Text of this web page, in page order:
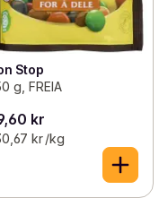
Stop
g, FREIA
kr
kr /kg